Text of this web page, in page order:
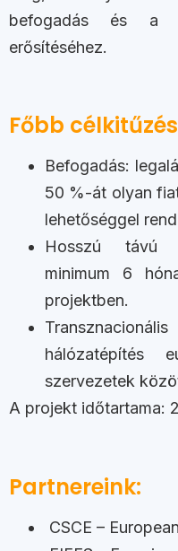
befogadás és a
erősítéséhez.
Főbb
Befogadás:
50 %-át olyan
lehetőséggel
Hosszú távú
minimum 6
projektben.
hálózatépítés
szervezetek
A projekt időtartama:
Partnereink:
CSCE –